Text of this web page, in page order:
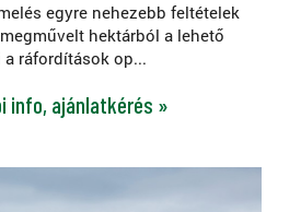
egyre nehezebb feltételek
hektárból a lehető
ráfordítások op...
info, ajánlatkérés »